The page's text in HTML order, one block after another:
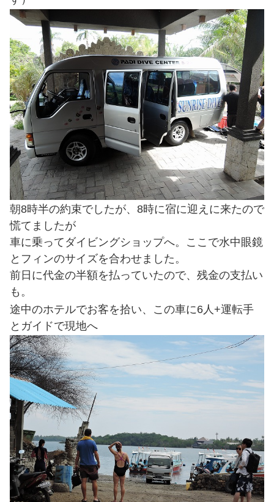
朝8時半の約束でしたが、8時に宿に迎えに来たので
慌てましたが
車に乗ってダイビングショップへ。ここで水中眼鏡
とフィンのサイズを合わせました。
前日に代金の半額を払っていたので、残金の支払い
も。
途中のホテルでお客を拾い、この車に6人+運転手
とガイドで現地へ